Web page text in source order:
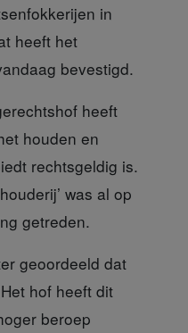
in
heeft het
bevestigd.
heeft
houden en
rechtsgeldig is.
was al op
getreden.
geoordeeld dat
hof heeft dit
beroep